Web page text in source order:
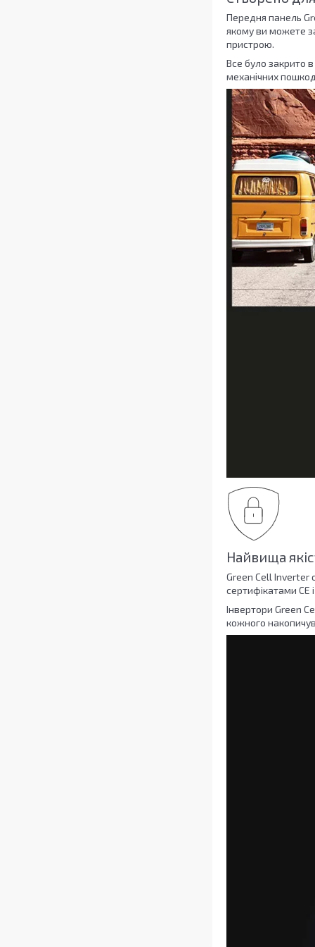
Передня панель
якому ви можете
пристрою.
Все було закрито
механічних
Найвища
Green Cell Inverter
сертифікатами CE
Інвертори Green
кожного